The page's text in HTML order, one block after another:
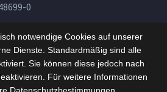
0
notwendige Cookies auf unserer
Dienste. Standardmäßig sind alle
Sie können diese jedoch nach
Für weitere Informationen
Datenschutzbestimmungen.